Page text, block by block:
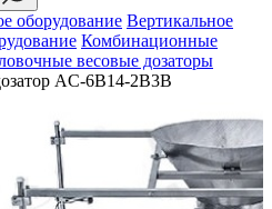
оборудование Вертикальное
Комбинационные
весовые дозаторы
AC-6B14-2B3B